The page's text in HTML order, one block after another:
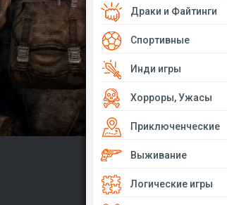
Драки и Файтинги
Спортивные
Инди игры
Хорроры, Ужасы
Приключенческие
Выживание
Логические игры